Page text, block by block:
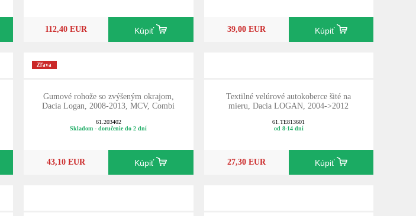
112,40 EUR Kúpiť 39,00 EUR Kúpiť
Zľava
Gumové rohože so zvýšeným okrajom,
Dacia Logan, 2008-2013, MCV, Combi
61.203402
Skladom - doručenie do 2 dní
43,10 EUR Kúpiť
Textilné velúrové autokoberce šité na
mieru, Dacia LOGAN, 2004->2012
61.TE813601
od 8-14 dní
27,30 EUR Kúpiť